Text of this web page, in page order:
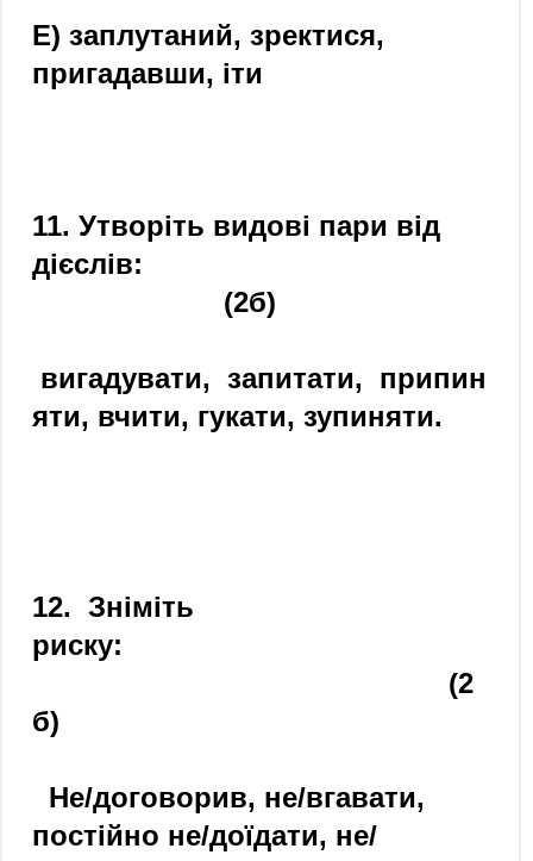
Е) заплутаний, зректися,
пригадавши, іти
11. Утворіть видові пари від
дієслів:
(2б)
вигадувати, запитати, припин
яти, вчити, гукати, зупиняти.
12. Зніміть
риску:
(2
б)
Не/договорив, не/вгавати,
постійно не/доїдати, не/